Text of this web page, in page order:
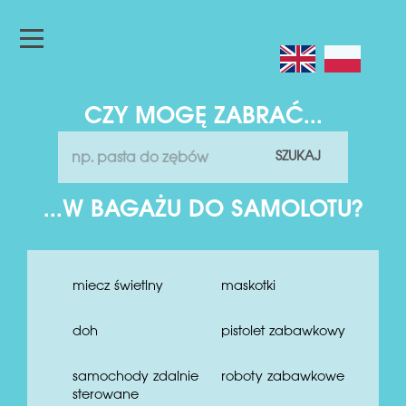
CZY MOGĘ ZABRAĆ...
SZUKAJ
...W BAGAŻU DO SAMOLOTU?
miecz świetlny
doh
samochody zdalnie
sterowane
maskotki
pistolet zabawkowy
roboty zabawkowe